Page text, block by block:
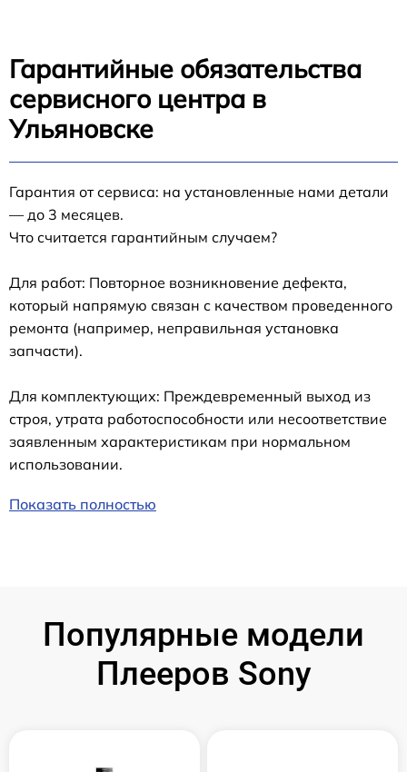
Гарантийные обязательства
сервисного центра в
Ульяновске
Гарантия от сервиса: на установленные нами детали
— до 3 месяцев.
Что считается гарантийным случаем?
Для работ: Повторное возникновение дефекта,
который напрямую связан с качеством проведенного
ремонта (например, неправильная установка
запчасти).
Для комплектующих: Преждевременный выход из
строя, утрата работоспособности или несоответствие
заявленным характеристикам при нормальном
использовании.
Показать полностью
Популярные модели
Плееров Sony